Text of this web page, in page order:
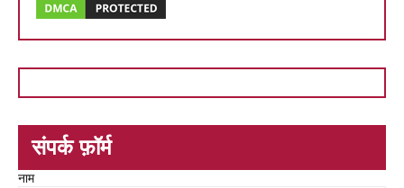
संपर्क फ़ॉर्म
नाम